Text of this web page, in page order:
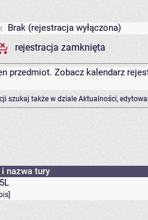
Brak (rejestracja wyłączona)
rejestracja zamknięta
Zobacz kalendarz
szukaj także w dziale Aktualności,
i nazwa tury